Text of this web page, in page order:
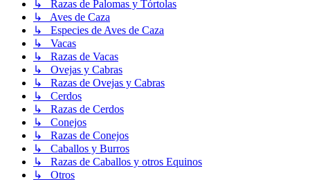
↳ Razas de Palomas y Tórtolas
↳ Aves de Caza
↳ Especies de Aves de Caza
↳ Vacas
↳ Razas de Vacas
↳ Ovejas y Cabras
↳ Razas de Ovejas y Cabras
↳ Cerdos
↳ Razas de Cerdos
↳ Conejos
↳ Razas de Conejos
↳ Caballos y Burros
↳ Razas de Caballos y otros Equinos
↳ Otros